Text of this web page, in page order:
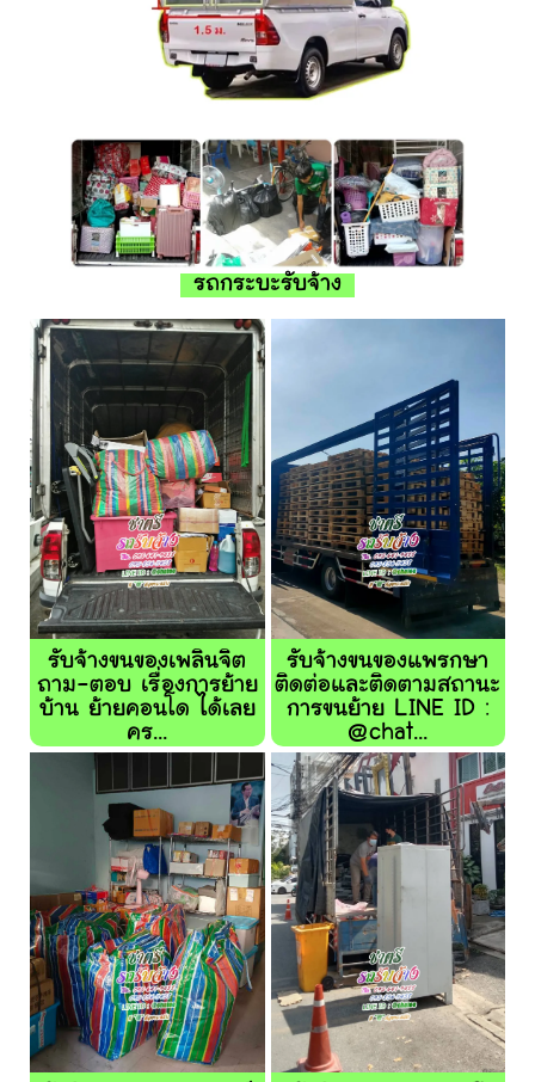
รถกระบะรับจ้าง
รับจ้างขนของเพลินจิต
ถาม-ตอบ เรื่องการย้าย
บ้าน ย้ายคอนโด ได้เลย
คร...
รับจ้างขนของแพรกษา
ติดต่อและติดตามสถานะ
การขนย้าย LINE ID :
@chat...